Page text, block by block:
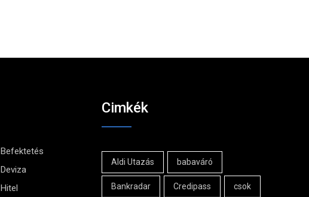
Befektetés
Deviza
Hitel
Cimkék
Aldi Utazás babaváró
Bankradar Credipass csok